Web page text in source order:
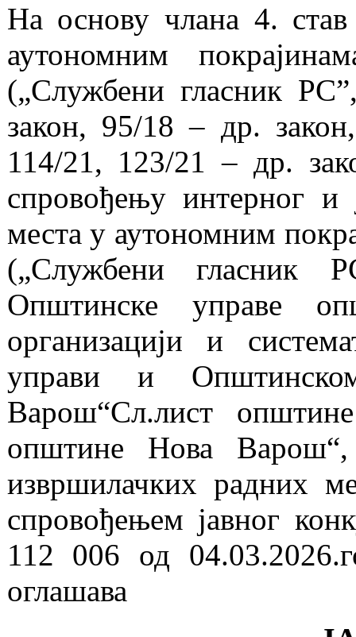
На основу члана 4.
аутономним
(„Службени гласник
закон, 95/18 – др.
114/21, 123/21 – др.
спровођењу интерног и
места у аутономним
(„Службени гласник
Општинске управе
организацији и
управи и
Варош“Сл.лист
општине Нова
извршилачких радних
спровођењем јавног
112 006 од
оглашава